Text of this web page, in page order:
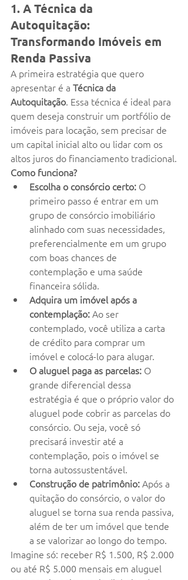
1. A Técnica da
Autoquitação:
Transformando Imóveis em
Renda Passiva
A primeira estratégia que quero
apresentar é a Técnica da
Autoquitação. Essa técnica é ideal para
quem deseja construir um portfólio de
imóveis para locação, sem precisar de
um capital inicial alto ou lidar com os
altos juros do financiamento tradicional.
Como funciona?
Escolha o consórcio certo: O
primeiro passo é entrar em um
grupo de consórcio imobiliário
alinhado com suas necessidades,
preferencialmente em um grupo
com boas chances de
contemplação e uma saúde
financeira sólida.
Adquira um imóvel após a
contemplação: Ao ser
contemplado, você utiliza a carta
de crédito para comprar um
imóvel e colocá-lo para alugar.
O aluguel paga as parcelas: O
grande diferencial dessa
estratégia é que o próprio valor do
aluguel pode cobrir as parcelas do
consórcio. Ou seja, você só
precisará investir até a
contemplação, pois o imóvel se
torna autossustentável.
Construção de patrimônio: Após a
quitação do consórcio, o valor do
aluguel se torna sua renda passiva,
além de ter um imóvel que tende
a se valorizar ao longo do tempo.
Imagine só: receber R$ 1.500, R$ 2.000
ou até R$ 5.000 mensais em aluguel